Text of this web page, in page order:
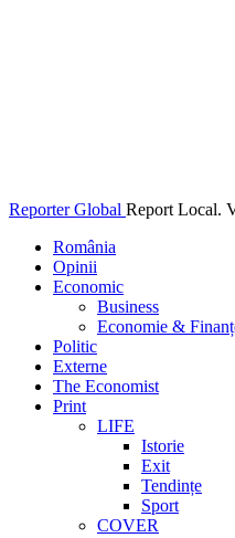
Reporter Global Report Local.
România
Opinii
Economic
Business
Economie &
Politic
Externe
The Economist
Print
LIFE
Istorie
Exit
Tendințe
Sport
COVER